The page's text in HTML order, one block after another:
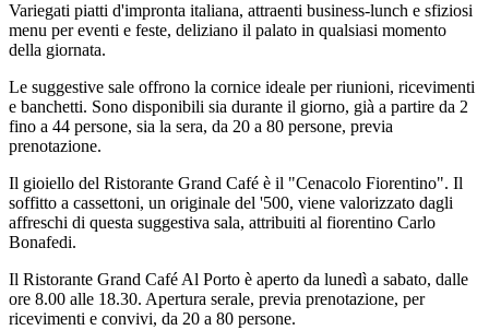
Variegati piatti d'impronta italiana, attraenti business-lunch e sfiziosi
menu per eventi e feste, deliziano il palato in qualsiasi momento
della giornata.
Le suggestive sale offrono la cornice ideale per riunioni, ricevimenti
e banchetti. Sono disponibili sia durante il giorno, già a partire da 2
fino a 44 persone, sia la sera, da 20 a 80 persone, previa
prenotazione.
Il gioiello del Ristorante Grand Café è il "Cenacolo Fiorentino". Il
soffitto a cassettoni, un originale del '500, viene valorizzato dagli
affreschi di questa suggestiva sala, attribuiti al fiorentino Carlo
Bonafedi.
Il Ristorante Grand Café Al Porto è aperto da lunedì a sabato, dalle
ore 8.00 alle 18.30. Apertura serale, previa prenotazione, per
ricevimenti e convivi, da 20 a 80 persone.